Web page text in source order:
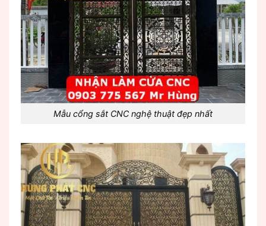
Mẫu cổng sắt CNC nghệ thuật đẹp nhất